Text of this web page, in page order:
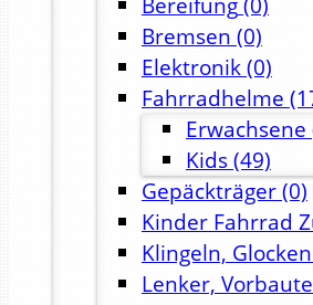
Bremsen (0)
Elektronik(0)
Fahrradhelme
Erwachsene
Kids(49)
Gepäckträger(0)
Kinder Fahrrad
Klingeln,
Lenker,